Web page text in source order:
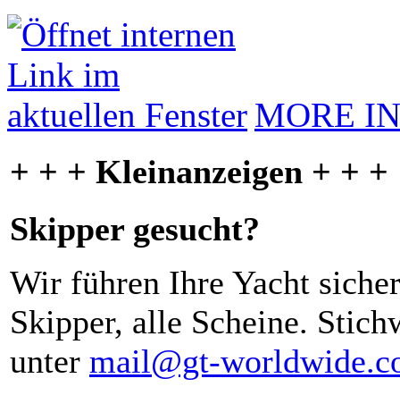
MORE
+ + + Kleinanzeigen + + +
Skipper gesucht?
Wir führen Ihre Yacht
Skipper, alle Scheine.
unter mail@gt-